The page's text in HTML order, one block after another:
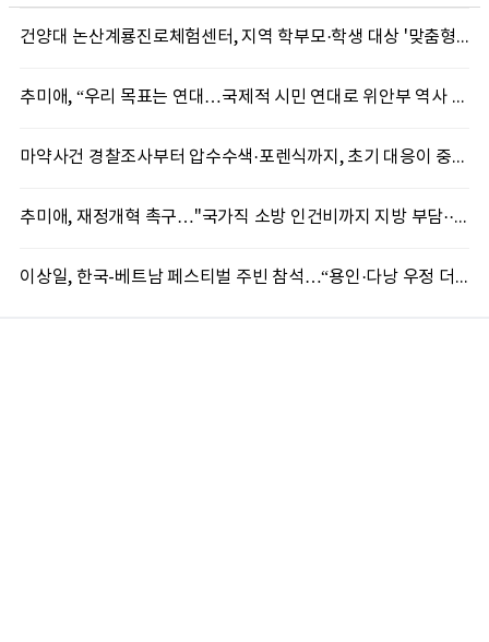
건양대 논산계룡진로체험센터, 지역 학부모·학생 대상 '맞춤형 직업 체험' 성료
추미애, “우리 목표는 연대…국제적 시민 연대로 위안부 역사 계속 알려야”
마약사건 경찰조사부터 압수수색·포렌식까지, 초기 대응이 중요한 이유
추미애, 재정개혁 촉구…"국가직 소방 인건비까지 지방 부담···이대로는 못 버틴다"
이상일, 한국-베트남 페스티벌 주빈 참석…“용인·다낭 우정 더 깊어질 것”